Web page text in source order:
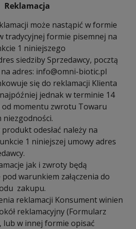
Reklamacja
może nastąpić w formie
tradycyjnej formie pisemnej na
1 niniejszego
siedziby Sprzedawcy, pocztą
adres: info@omni-biotic.pl
się do reklamacji Klienta
jednak w terminie 14
od momentu zwrotu Towaru
niezgodności.
odesłać należy na
1 niniejszej umowy adres
jak i zwroty będą
warunkiem załączenia do
zakupu.
reklamacji Konsument winien
reklamacyjny (Formularz
lub w innej formie opisać